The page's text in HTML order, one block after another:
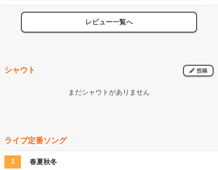
レビュー一覧へ
シャウト 投稿
まだシャウトがありません
ライブ定番ソング
1 春夏秋冬